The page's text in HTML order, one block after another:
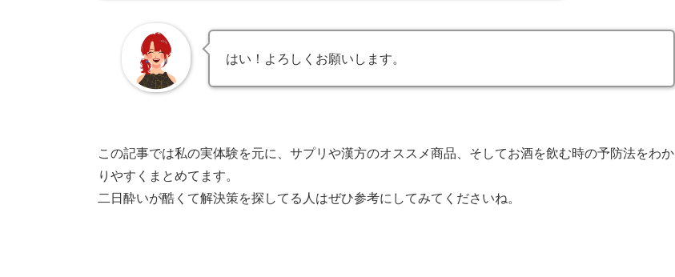
はい！よろしくお願いします。
この記事では私の実体験を元に、サプリや漢方のオススメ商品、 そしてお酒を飲む時の予防法をわか
りやすくまとめてます。
二日酔いが酷くて解決策を探してる人はぜひ参考にしてみてくださいね。